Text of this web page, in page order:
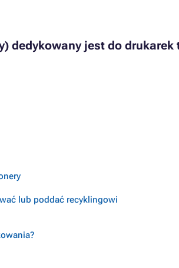
dedykowany jest do drukarek
lub poddać recyklingowi